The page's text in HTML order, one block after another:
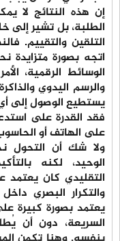
إن هذه النتائج لا
الطلبة، بل تشير
التلقين والتقييم.
اتجه بصورة متزايدة
الوسائط الرقمية،
والرسم اليدوي
يستطيع الوصول إلى
فقد القدرة على
على الهاتف أو
ولا شك أن التحول
الوحيد، لكنه
التقليدي كان يعتمد
والتكرار البصري
يعتمد بصورة كبيرة
السريعة، دون أن